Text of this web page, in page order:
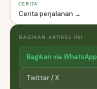
CERITA
Cerita perjalanan →
BAGIKAN ARTIKEL INI
Bagikan via WhatsApp
Twitter / X